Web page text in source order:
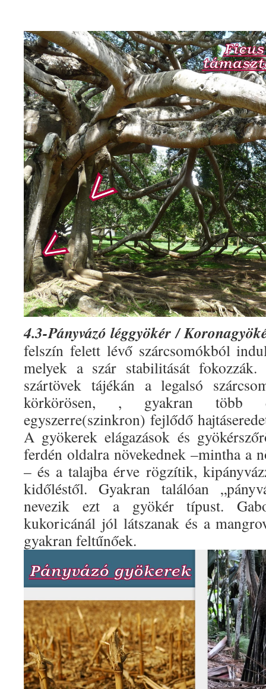
4.3-Pányvázó léggyökér /
felszín felett lévő szárcsomókból
melyek a szár stabilitását fokozzák.
szártövek tájékán a legalsó
körkörösen, , gyakran több
egyszerre(szinkron) fejlődő
A gyökerek elágazások és
ferdén oldalra növekednek –mintha a
– és a talajba érve rögzítik,
kidőléstől. Gyakran találóan
nevezik ezt a gyökér típust.
kukoricánál jól látszanak és a
gyakran feltűnőek.